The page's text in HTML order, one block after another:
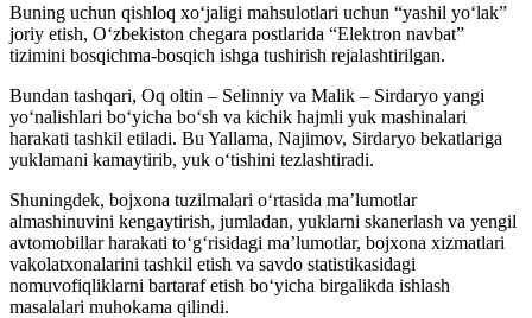
Buning uchun qishloq xo‘jaligi mahsulotlari uchun “yashil yo‘lak”
joriy etish, O‘zbekiston chegara postlarida “Elektron navbat”
tizimini bosqichma-bosqich ishga tushirish rejalashtirilgan.
Bundan tashqari, Oq oltin – Selinniy va Malik – Sirdaryo yangi
yo‘nalishlari bo‘yicha bo‘sh va kichik hajmli yuk mashinalari
harakati tashkil etiladi. Bu Yallama, Najimov, Sirdaryo bekatlariga
yuklamani kamaytirib, yuk o‘tishini tezlashtiradi.
Shuningdek, bojxona tuzilmalari o‘rtasida ma’lumotlar
almashinuvini kengaytirish, jumladan, yuklarni skanerlash va yengil
avtomobillar harakati to‘g‘risidagi ma’lumotlar, bojxona xizmatlari
vakolatxonalarini tashkil etish va savdo statistikasidagi
nomuvofiqliklarni bartaraf etish bo‘yicha birgalikda ishlash
masalalari muhokama qilindi.